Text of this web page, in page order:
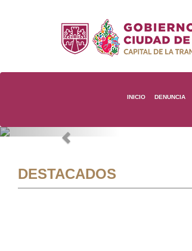
INICIO DENUNCIA
Previous
DESTACADOS